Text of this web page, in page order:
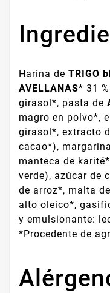
Harina de TRIGO
AVELLANAS* 31
girasol*, pasta de
magro en polvo*,
girasol*, extracto
cacao*),
manteca de
verde), azúcar de
de arroz*, malta de
alto oleico*,
y emulsionante:
*Procedente de